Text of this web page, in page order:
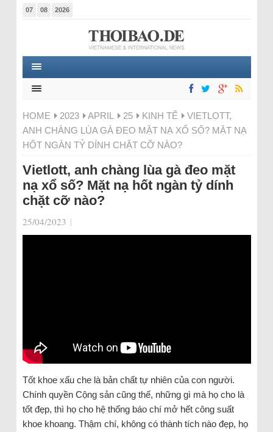
07 08 2026
HOME 2023 APRIL 25 KINH TẾ
VIETLOTT,
ANH CHÀNG LÙA GÀ ĐEO MẶT NẠ XỔ SỐ? MẶT NẠ
HỐT NGÀN TỶ DÍNH CHẶT CỠ NÀO?
Vietlott, anh chàng lùa gà đeo mặt
nạ xổ số? Mặt nạ hốt ngàn tỷ dính
chặt cỡ nào?
25/04/2023 |
Tốt khoe xấu che là bản chất tự nhiên của con người.
Chính quyền Cộng sản cũng thế, những gì mà họ cho là
tốt đẹp, thì họ cho hệ thống báo chí mở hết công suất
khoe khoang. Thậm chí, không có thành tích nào đẹp, họ